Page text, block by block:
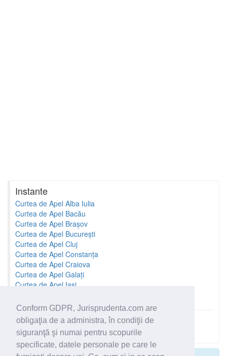
Conform GDPR, Jurisprudenta.com are
obligaţia de a administra, în condiţii de
siguranţă şi numai pentru scopurile
specificate, datele personale pe care le
Instante
Curtea de Apel Alba Iulia
Curtea de Apel Bacău
Curtea de Apel Brașov
Curtea de Apel București
Curtea de Apel Cluj
Curtea de Apel Constanța
Curtea de Apel Craiova
Curtea de Apel Galați
Curtea de Apel Iași
Toate instantele